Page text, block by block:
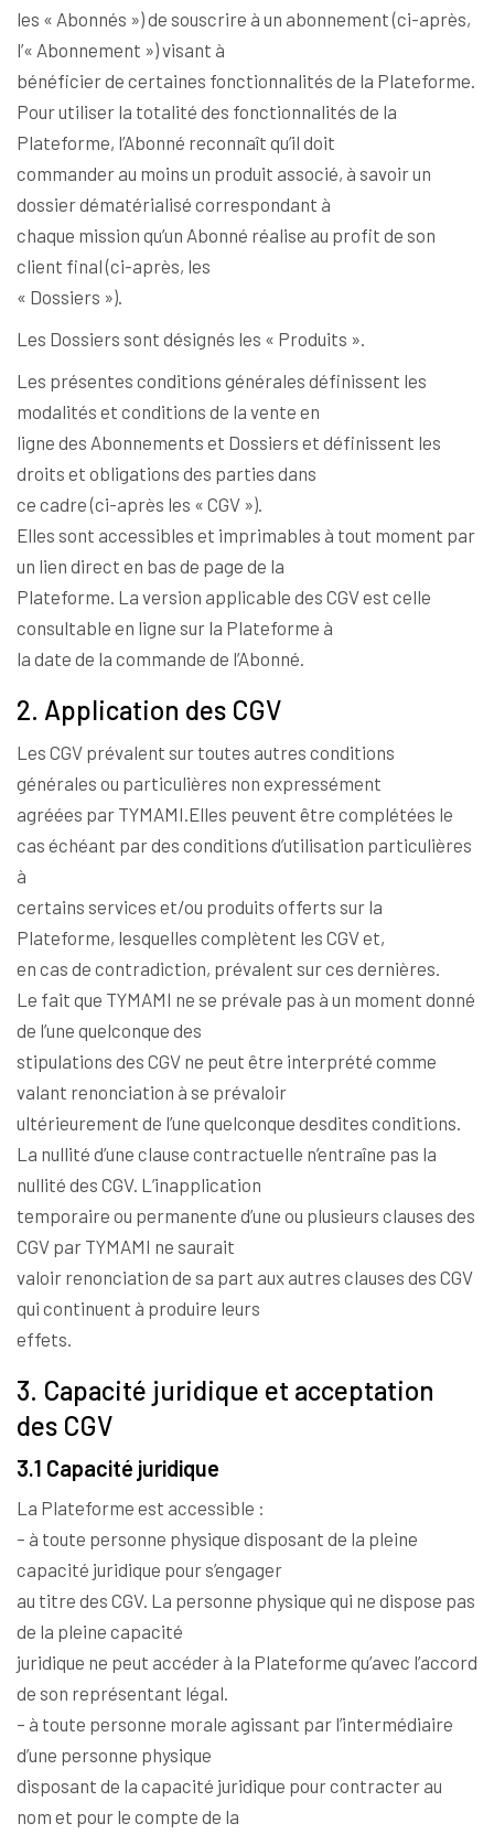
les « Abonnés ») de souscrire à un abonnement (ci-après,
l’« Abonnement ») visant à
bénéficier de certaines fonctionnalités de la Plateforme.
Pour utiliser la totalité des fonctionnalités de la
Plateforme, l’Abonné reconnaît qu’il doit
commander au moins un produit associé, à savoir un
dossier dématérialisé correspondant à
chaque mission qu’un Abonné réalise au profit de son
client final (ci-après, les
« Dossiers »).
Les Dossiers sont désignés les « Produits ».
Les présentes conditions générales définissent les
modalités et conditions de la vente en
ligne des Abonnements et Dossiers et définissent les
droits et obligations des parties dans
ce cadre (ci-après les « CGV »).
Elles sont accessibles et imprimables à tout moment par
un lien direct en bas de page de la
Plateforme. La version applicable des CGV est celle
consultable en ligne sur la Plateforme à
la date de la commande de l’Abonné.
2. Application des CGV
Les CGV prévalent sur toutes autres conditions
générales ou particulières non expressément
agréées par TYMAMI.Elles peuvent être complétées le
cas échéant par des conditions d’utilisation particulières
à
certains services et/ou produits offerts sur la
Plateforme, lesquelles complètent les CGV et,
en cas de contradiction, prévalent sur ces dernières.
Le fait que TYMAMI ne se prévale pas à un moment donné
de l’une quelconque des
stipulations des CGV ne peut être interprété comme
valant renonciation à se prévaloir
ultérieurement de l’une quelconque desdites conditions.
La nullité d’une clause contractuelle n’entraîne pas la
nullité des CGV. L’inapplication
temporaire ou permanente d’une ou plusieurs clauses des
CGV par TYMAMI ne saurait
valoir renonciation de sa part aux autres clauses des CGV
qui continuent à produire leurs
effets.
3. Capacité juridique et acceptation
des CGV
3.1 Capacité juridique
La Plateforme est accessible :
– à toute personne physique disposant de la pleine
capacité juridique pour s’engager
au titre des CGV. La personne physique qui ne dispose pas
de la pleine capacité
juridique ne peut accéder à la Plateforme qu’avec l’accord
de son représentant légal.
– à toute personne morale agissant par l’intermédiaire
d’une personne physique
disposant de la capacité juridique pour contracter au
nom et pour le compte de la